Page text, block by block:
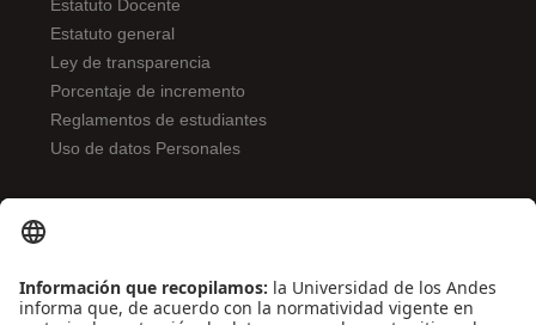
Estatuto Docente
Estatuto general
Ley de transparencia
Porcentaje de incremento
Reglamentos de estudiantes
Uso de datos Personales
Contáctenos